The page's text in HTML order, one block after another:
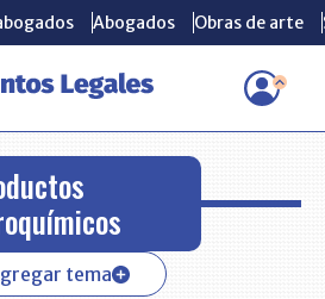
Abogados Obras de arte
Abogados Obras de arte
tema